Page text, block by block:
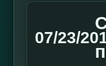
07/23/